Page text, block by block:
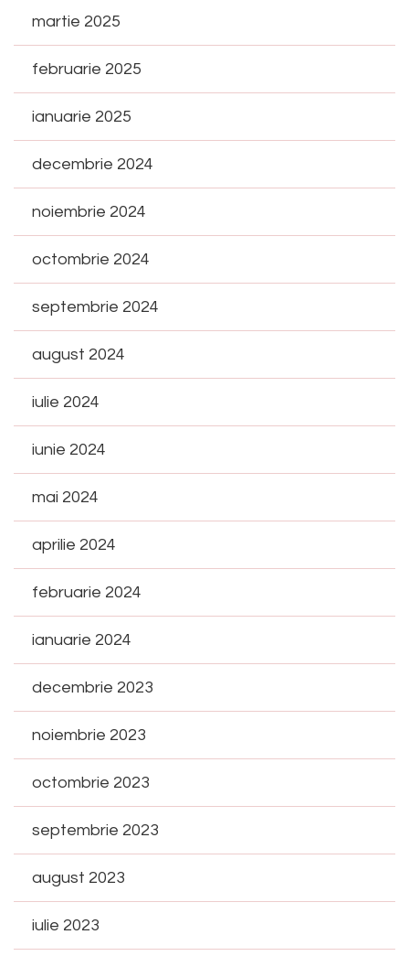
martie 2025
februarie 2025
ianuarie 2025
decembrie 2024
noiembrie 2024
octombrie 2024
septembrie 2024
august 2024
iulie 2024
iunie 2024
mai 2024
aprilie 2024
februarie 2024
ianuarie 2024
decembrie 2023
noiembrie 2023
octombrie 2023
septembrie 2023
august 2023
iulie 2023